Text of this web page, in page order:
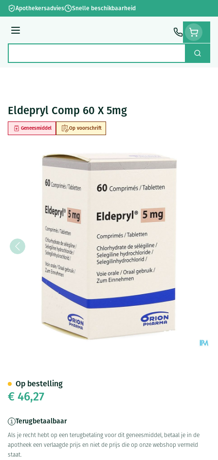
Ga naar de inhoud
Apothekersadvies Snelle beschikbaarheid
Menu
Zoek
Eldepryl Comp 60 X 5mg
Op voorschrift
Geneesmiddel
€ 46,27
Terugbetaalbaar
Als je recht hebt op een terugbetaling voor dit geneesmiddel, betaal je in de
apotheek een verlaagde prijs en niet de prijs die op onze webshop vermeld
staat.
Op bestelling